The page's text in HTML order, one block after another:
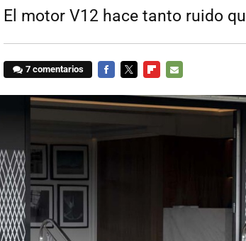
El motor V12 hace tanto ruido
7 comentarios
MAIL